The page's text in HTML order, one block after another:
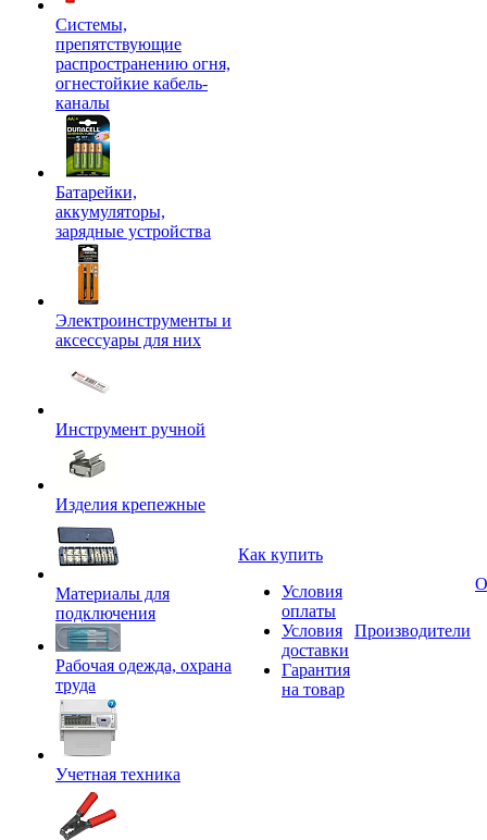
Системы,
препятствующие
распространению огня,
огнестойкие кабель-
каналы
Батарейки,
аккумуляторы,
зарядные устройства
Электроинструменты и
аксессуары для них
Инструмент ручной
Изделия крепежные
Материалы для
подключения
Рабочая одежда, охрана
труда
Учетная техника
Как купить
Условия
оплаты
Условия
доставки
Гарантия
на товар
Производители